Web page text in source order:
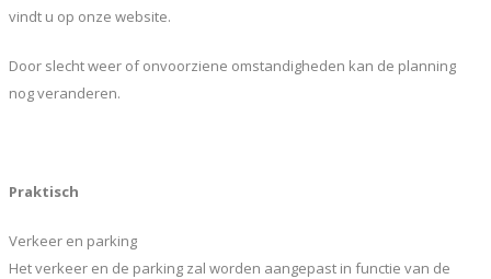
vindt u op onze website.
Door slecht weer of onvoorziene omstandigheden kan de planning
nog veranderen.
Praktisch
Verkeer en parking
Het verkeer en de parking zal worden aangepast in functie van de